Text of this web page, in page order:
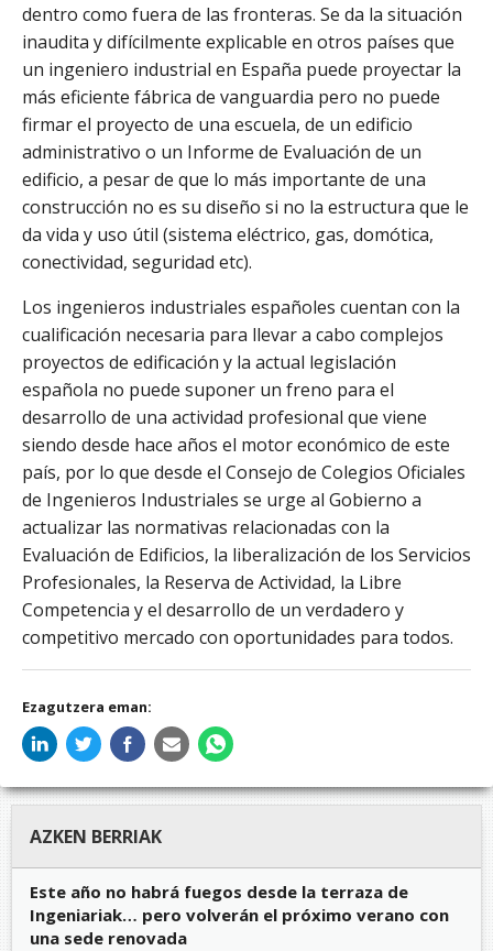
dentro como fuera de las fronteras. Se da la situación
inaudita y difícilmente explicable en otros países que
un ingeniero industrial en España puede proyectar la
más eficiente fábrica de vanguardia pero no puede
firmar el proyecto de una escuela, de un edificio
administrativo o un Informe de Evaluación de un
edificio, a pesar de que lo más importante de una
construcción no es su diseño si no la estructura que le
da vida y uso útil (sistema eléctrico, gas, domótica,
conectividad, seguridad etc).
Los ingenieros industriales españoles cuentan con la
cualificación necesaria para llevar a cabo complejos
proyectos de edificación y la actual legislación
española no puede suponer un freno para el
desarrollo de una actividad profesional que viene
siendo desde hace años el motor económico de este
país, por lo que desde el Consejo de Colegios Oficiales
de Ingenieros Industriales se urge al Gobierno a
actualizar las normativas relacionadas con la
Evaluación de Edificios, la liberalización de los Servicios
Profesionales, la Reserva de Actividad, la Libre
Competencia y el desarrollo de un verdadero y
competitivo mercado con oportunidades para todos.
Ezagutzera eman:
AZKEN BERRIAK
Este año no habrá fuegos desde la terraza de
Ingeniariak… pero volverán el próximo verano con
una sede renovada